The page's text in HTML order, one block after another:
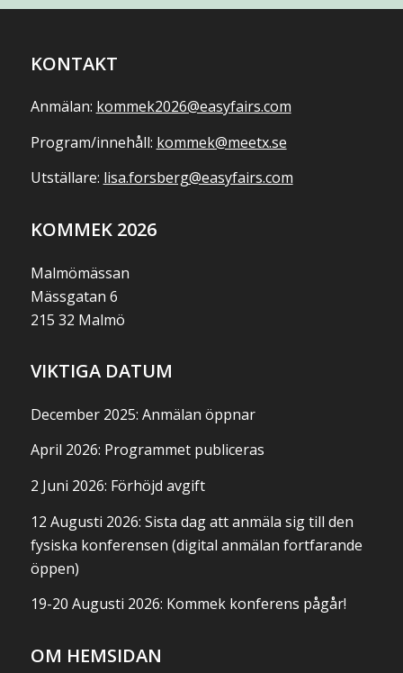
KONTAKT
Anmälan: kommek2026@easyfairs.com
Program/innehåll: kommek@meetx.se
Utställare: lisa.forsberg@easyfairs.com
KOMMEK 2026
Malmömässan
Mässgatan 6
215 32 Malmö
VIKTIGA DATUM
December 2025: Anmälan öppnar
April 2026: Programmet publiceras
2 Juni 2026: Förhöjd avgift
12 Augusti 2026: Sista dag att anmäla sig till den
fysiska konferensen (digital anmälan fortfarande
öppen)
19-20 Augusti 2026: Kommek konferens pågår!
OM HEMSIDAN